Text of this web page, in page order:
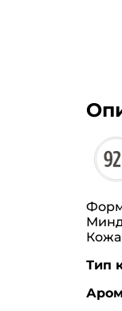
Кожа
Тип